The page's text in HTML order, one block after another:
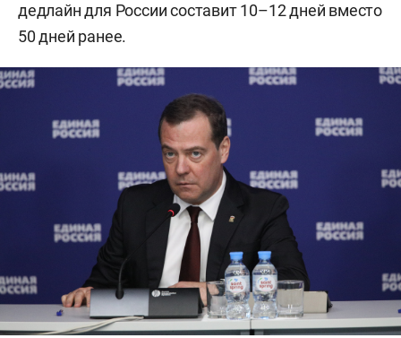
дедлайн для России составит 10–12 дней вместо
50 дней ранее.